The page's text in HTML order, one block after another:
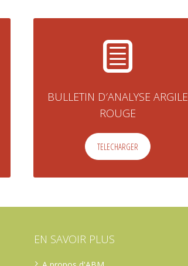
BULLETIN D′ANALYSE ARGILE
ROUGE
TELECHARGER
EN SAVOIR PLUS